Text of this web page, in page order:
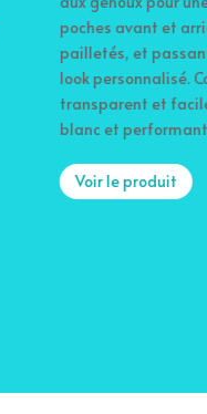
poches avant et
pailletés, et passants
look personnalisé.
transparent et facile
blanc et performant
Voir le produit